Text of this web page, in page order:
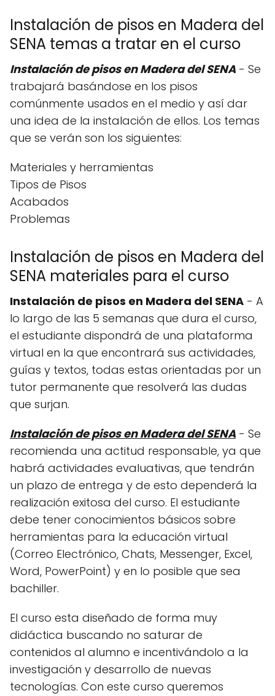
Instalación de pisos en Madera del
SENA temas a tratar en el curso
Instalación de pisos en Madera del SENA - Se
trabajará basándose en los pisos
comúnmente usados en el medio y así dar
una idea de la instalación de ellos. Los temas
que se verán son los siguientes:
Materiales y herramientas
Tipos de Pisos
Acabados
Problemas
Instalación de pisos en Madera del
SENA materiales para el curso
Instalación de pisos en Madera del SENA - A
lo largo de las 5 semanas que dura el curso,
el estudiante dispondrá de una plataforma
virtual en la que encontrará sus actividades,
guías y textos, todas estas orientadas por un
tutor permanente que resolverá las dudas
que surjan.
Instalación de pisos en Madera del SENA - Se
recomienda una actitud responsable, ya que
habrá actividades evaluativas, que tendrán
un plazo de entrega y de esto dependerá la
realización exitosa del curso. El estudiante
debe tener conocimientos básicos sobre
herramientas para la educación virtual
(Correo Electrónico, Chats, Messenger, Excel,
Word, PowerPoint) y en lo posible que sea
bachiller.
El curso esta diseñado de forma muy
didáctica buscando no saturar de
contenidos al alumno e incentivándolo a la
investigación y desarrollo de nuevas
tecnologías. Con este curso queremos